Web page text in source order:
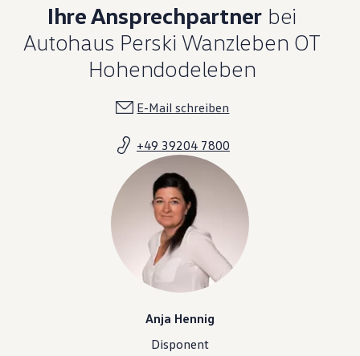
Ihre Ansprechpartner bei
Autohaus Perski Wanzleben OT
Hohendodeleben
E-Mail schreiben
+49 39204 7800
Anja Hennig
Disponent